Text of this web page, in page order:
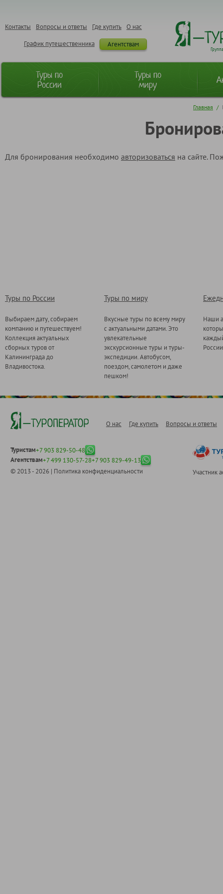
О нас
Где купить
Вопросы и ответы
Контакты
Агентствам
График путешественника
Туры по
России
Туры по
миру
Главная /
Для бронирования необходимо авторизоваться на сайте.
Туры по России
Выбираем дату, собираем
компанию и путешествуем!
Коллекция актуальных
сборных туров от
Калининграда до
Владивостока.
Туры по миру
Вкусные туры по всему миру
с актуальными датами. Это
увлекательные
экскурсионные туры и туры-
экспедиции. Автобусом,
поездом, самолетом и даже
пешком!
Наши
О нас Где купить Вопросы и ответы
Туристам+7 903 829-50-48
Агентствам+7 499 130-57-28+7 903 829-49-13
© 2013 - 2026 | Политика конфиденциальности Участник